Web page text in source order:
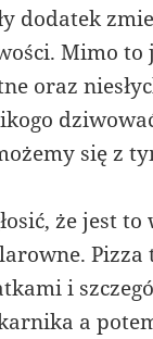
dodatek
Mimo to
oraz
się z
że jest
i
a